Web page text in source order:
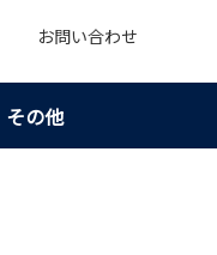
お問い合わせ
その他